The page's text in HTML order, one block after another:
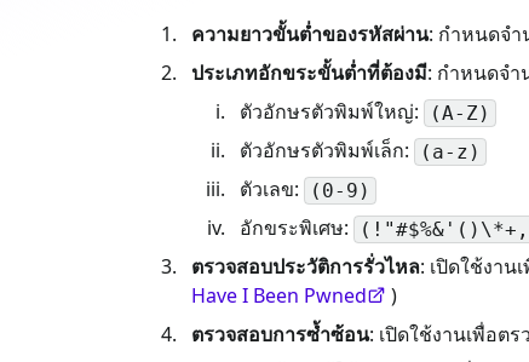
ความยาวขั้นต่ำของรหัสผ่าน: กำหนดจำ
ประเภทอักขระขั้นต่ำที่ต้องมี: กำหนดจำ
ตัวอักษรตัวพิมพ์ใหญ่:
(A-Z)
ตัวอักษรตัวพิมพ์เล็ก: (a-z)
ตัวเลข: (0-9)
อักขระพิเศษ:
ตรวจสอบประวัติการรั่วไหล: เปิดใช้งา
Have I Been Pwned
)
ตรวจสอบการซ้ำซ้อน: เปิดใช้งานเพื่อต